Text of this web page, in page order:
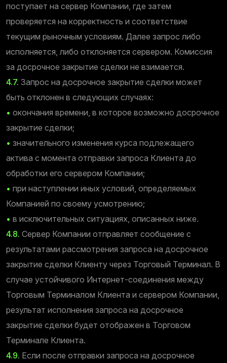
поступает на сервер Компании, где затем
проверяется на корректность и соответствие
текущим рыночным условиям. Далее запрос либо
исполняется, либо отклоняется сервером. Комиссия
за досрочное закрытие сделки не взимается.
4.7. Запрос на досрочное закрытие сделки может
быть отклонен в следующих случаях:
• окончания времени, в которое возможно досрочное
закрытие сделки;
• значительного изменения курса подлежащего
актива с момента отправки запроса Клиента до
обработки его сервером Компании;
• при наступлении иных условий, определяемых
Компанией по своему усмотрению;
• в исключительных ситуациях, описанных ниже.
4.8. Сервер Компании отправляет сообщение с
результатами рассмотрения запроса на досрочное
закрытие сделки Клиенту через Торговый Терминал. В
случае устойчивого Интернет-соединения между
Торговым Терминалом Клиента и сервером Компании,
результат исполнения запроса на досрочное
закрытие сделки будет отображен в Торговом
Терминале Клиента.
4.9. Если после отправки запроса на досрочное